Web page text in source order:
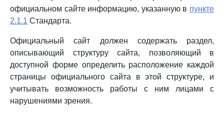
официальном сайте информацию, указанную в пункте
2.1.1 Стандарта.
Официальный сайт должен содержать раздел,
описывающий структуру сайта, позволяющий в
доступной форме определить расположение каждой
страницы официального сайта в этой структуре, и
учитывать возможность работы с ним лицами с
нарушениями зрения.